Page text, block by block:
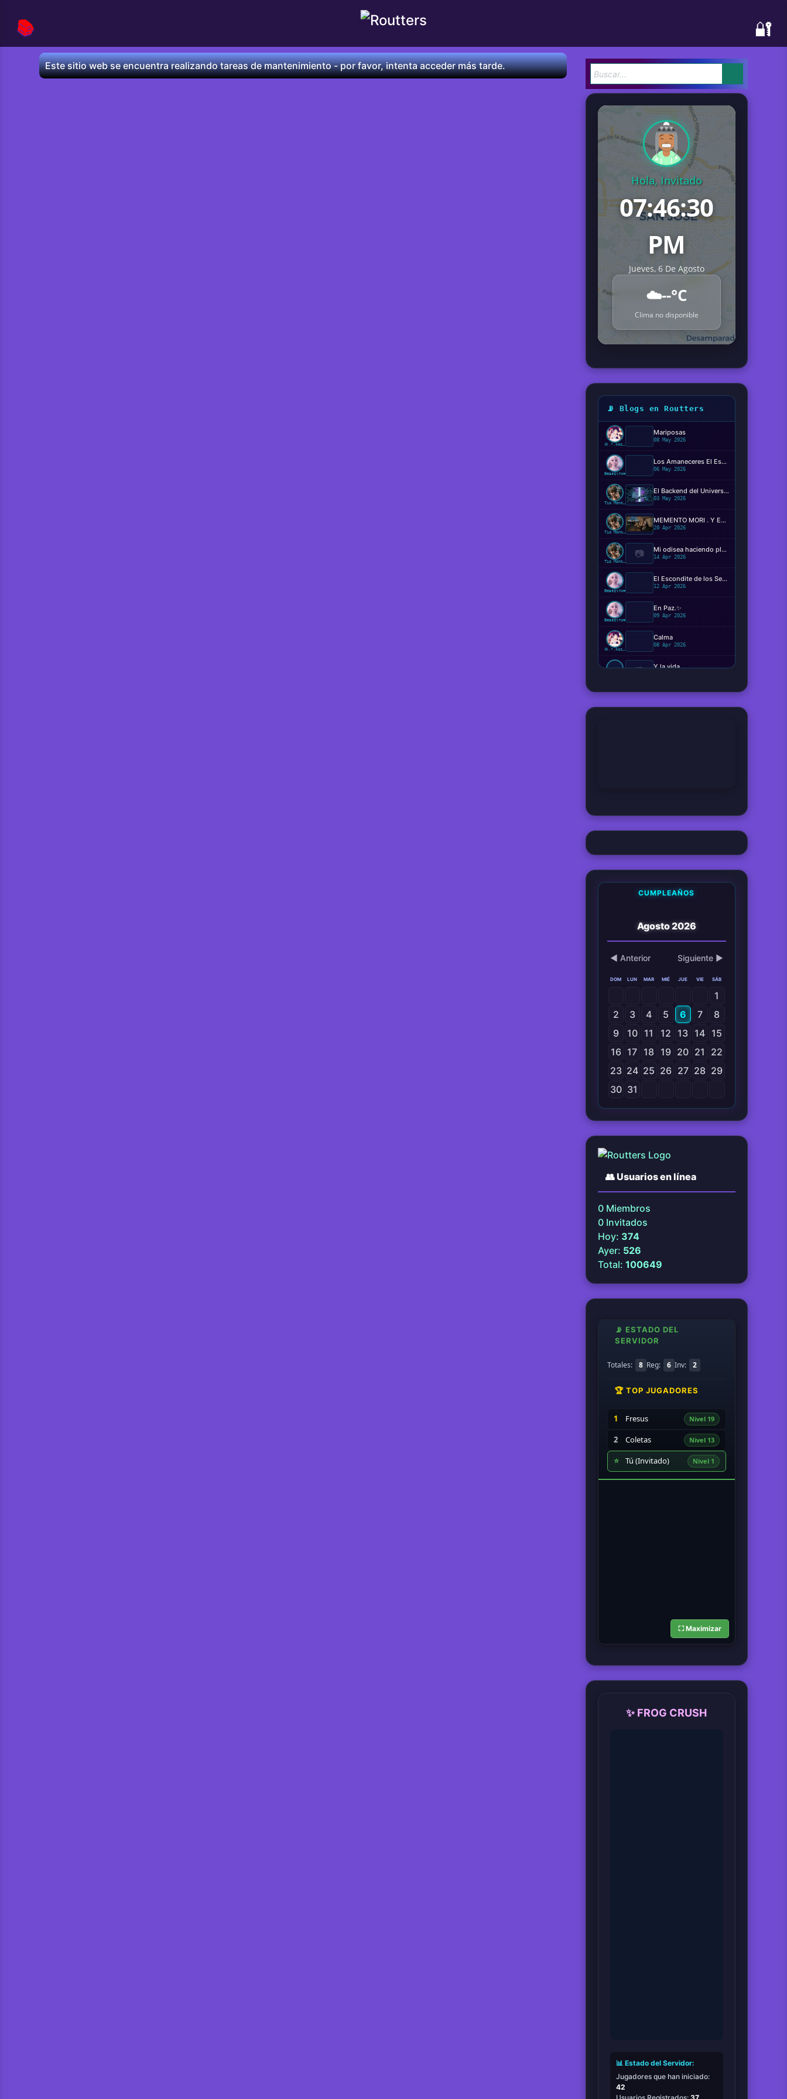
🔐
📚
Este sitio web se encuentra realizando tareas de mantenimiento - por favor, intenta acceder más tarde.
Hola, Invitado
07:46:31
PM
Jueves, 6 De Agosto
☁️--°C
Clima no disponible
📡 Blogs en Routters
ꕥ.•.kosaki.•.🦋
Mariposas
08 May 2026
Beвє¢ιтα❤️
Los Amaneceres El Espectáculo Silencioso ✨️
06 May 2026
Tío Monkey
El Backend del Universo: Determinismo, Conciencia y el Código de la Realidad
03 May 2026
Tío Monkey
MEMENTO MORI . Y EL MIEDO DE MORIR?
20 Apr 2026
Tío Monkey
📷 Mi odisea haciendo plugins
14 Apr 2026
Beвє¢ιтα❤️
El Escondite de los Sentimientos
12 Apr 2026
Beвє¢ιтα❤️
En Paz.✨️
09 Apr 2026
ꕥ.•.kosaki.•.🦋
Calma
08 Apr 2026
📷 Y la vida...
Tío Monkey
Hemos viajado verdaderamente en el tiempo ?
CUMPLEAÑOS
Agosto 2026
◀ Anterior Siguiente ▶
DOM LUN MAR MIÉ JUE VIE SÁB
1
2
3 4 5 6 7
8
9
10 11 12 13 14 15
16 17 18 19 20 21
22
23 24 25 26 27 28 29
30 31
👥Usuarios en línea
0 Miembros
0 Invitados
Hoy: 374
Ayer: 526
Total: 100649
📡 ESTADO DEL
SERVIDOR
Totales: 8 Reg: 6 Inv: 2
🏆 TOP JUGADORES
1 Fresus Nivel 19
2 Coletas Nivel 13
⭐ Tú (Invitado) Nivel 1
⛶ Maximizar
✨ FROG CRUSH
📊 Estado del Servidor:
Jugadores que han iniciado:
42